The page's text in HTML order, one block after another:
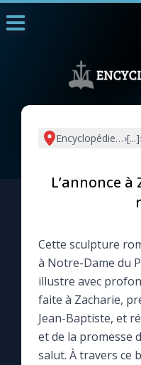
L'actualité de la
La newsletter
La vidéo de la
Le compte Tiktok
Encyclopédie ›[...]
L’annonce
Cette sculpture
à Notre-Dame du
illustre avec
faite à Zacharie,
Jean-Baptiste, et
et de la promesse
salut. À travers ce